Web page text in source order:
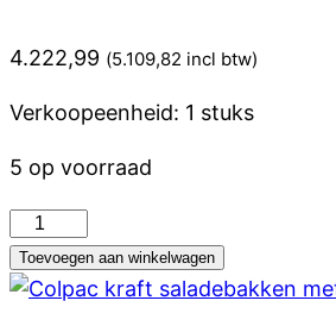
4.222,99 (5.109,82 incl btw)
Verkoopeenheid: 1 stuks
5 op voorraad
Buffalo
olie
filtratiemachine
Toevoegen aan winkelwagen